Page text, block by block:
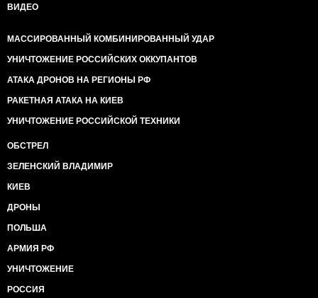
ВИДЕО
МАССИРОВАННЫЙ КОМБИНИРОВАННЫЙ УДАР
УНИЧТОЖЕНИЕ РОССИЙСКИХ ОККУПАНТОВ
АТАКА ДРОНОВ НА РЕГИОНЫ РФ
РАКЕТНАЯ АТАКА НА КИЕВ
УНИЧТОЖЕНИЕ РОССИЙСКОЙ ТЕХНИКИ
ОБСТРЕЛ
ЗЕЛЕНСКИЙ ВЛАДИМИР
КИЕВ
ДРОНЫ
ПОЛЬША
АРМИЯ РФ
УНИЧТОЖЕНИЕ
РОССИЯ